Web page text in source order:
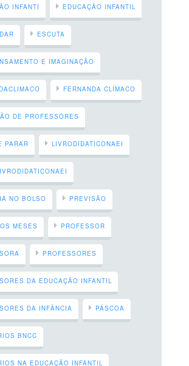
INFANTI EDUCAÇÃO INFANTIL
ESCUTA
E IMAGINAÇÃO
FERNANDA CLÍMACO
DE PROFESSORES
PARAR LIVRODIDATICONAEI
NO BOLSO PREVISÃO
MESES PROFESSOR
PROFESSORES
DA EDUCAÇÃO INFANTIL
DA INFÂNCIA PÁSCOA
BNCC
NA EDUCAÇÃO INFANTIL